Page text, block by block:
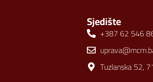
Sjedište
+387 62 546
Tuzlanska 52,